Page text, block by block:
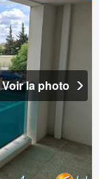
Voir la photo